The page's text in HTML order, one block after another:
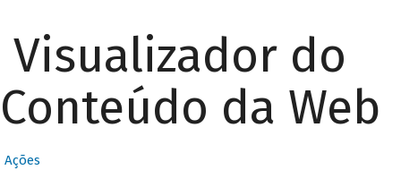
Visualizador do
Conteúdo da Web
Ações